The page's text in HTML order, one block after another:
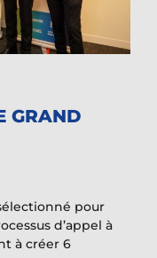
GRAND
pour
d’appel à
à créer 6